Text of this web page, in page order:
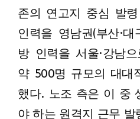
존의 연고지 중심 발
인력을 영남권(부산·대
방 인력을 서울·강남
약 500명 규모의 대대
했다. 노조 측은 이 중
야 하는 원격지 근무